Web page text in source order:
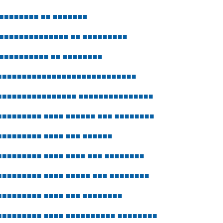
■■■■■■■■ ■■ ■■■■■■■
■■■■■■■■■■■■■■ ■■ ■■■■■■■■■
■■■■■■■■■■ ■■ ■■■■■■■■
■■■■■■■■■■■■■■■■■■■■■■■■■■■
■■■■■■■■■■■■■■■ ■■■■■■■■■■■■■■■
■■■■■■■■ ■■■■ ■■■■■■ ■■■ ■■■■■■■■
■■■■■■■■ ■■■■ ■■■ ■■■■■■
■■■■■■■■ ■■■■ ■■■■ ■■■ ■■■■■■■■
■■■■■■■■ ■■■■ ■■■■■ ■■■ ■■■■■■■■
■■■■■■■■ ■■■■ ■■■ ■■■■■■■■
■■■■■■■■ ■■■■ ■■■■■■■■■■ ■■■■■■■■